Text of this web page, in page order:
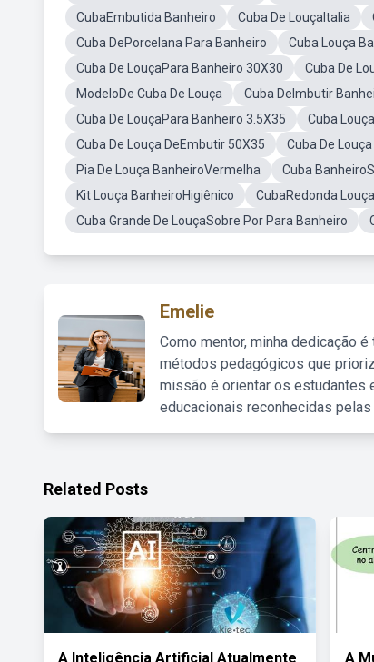
CubaEmbutida Banheiro
Cuba De LouçaItalia
Cuba DePorcelana Para Banheiro
Cuba Louça
Cuba De LouçaPara Banheiro 30X30
Cuba De
ModeloDe Cuba De Louça
Cuba DeImbutir
Cuba De LouçaPara Banheiro 3.5X35
Cuba
Cuba De Louça DeEmbutir 50X35
Cuba De
Pia De Louça BanheiroVermelha
Cuba
Kit Louça BanheiroHigiênico
CubaRedonda Louça
Cuba Grande De LouçaSobre Por Para Banheiro
Emelie
Como mentor, minha dedicação
métodos pedagógicos que
missão é orientar os estudantes
educacionais reconhecidas
Related Posts
A Inteligência Artificial Atualmente A